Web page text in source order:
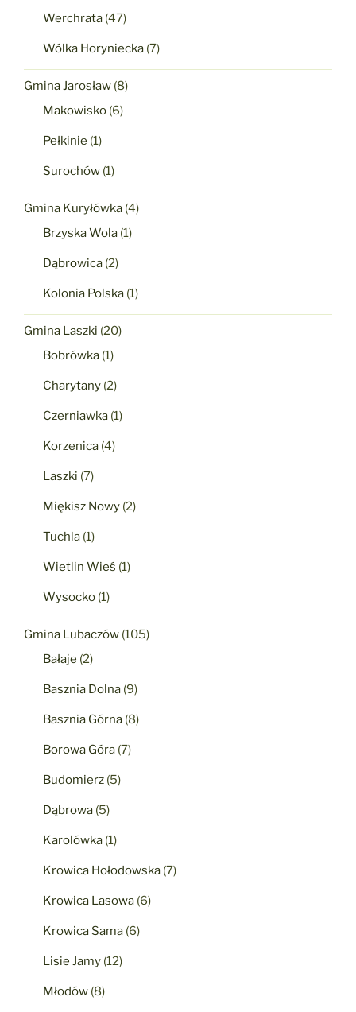
Werchrata (47)
Wólka Horyniecka (7)
Gmina Jarosław (8)
Makowisko (6)
Pełkinie (1)
Surochów (1)
Gmina Kuryłówka (4)
Brzyska Wola (1)
Dąbrowica (2)
Kolonia Polska (1)
Gmina Laszki (20)
Bobrówka (1)
Charytany (2)
Czerniawka (1)
Korzenica (4)
Laszki (7)
Miękisz Nowy (2)
Tuchla (1)
Wietlin Wieś (1)
Wysocko (1)
Gmina Lubaczów (105)
Bałaje (2)
Basznia Dolna (9)
Basznia Górna (8)
Borowa Góra (7)
Budomierz (5)
Dąbrowa (5)
Karolówka (1)
Krowica Hołodowska (7)
Krowica Lasowa (6)
Krowica Sama (6)
Lisie Jamy (12)
Młodów (8)